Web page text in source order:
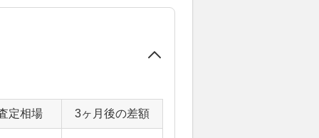
定相場 3ヶ月後の差額